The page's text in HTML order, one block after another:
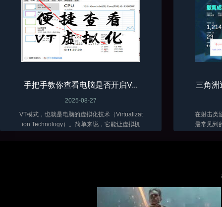
手把手教你查看电脑是否开启V...
2025-08-27
VT模式，也就是电脑的虚拟化技术（Virtualizat
ion Technology）。简单来说，它能让虚拟机
三角洲
在射击类
最常见到